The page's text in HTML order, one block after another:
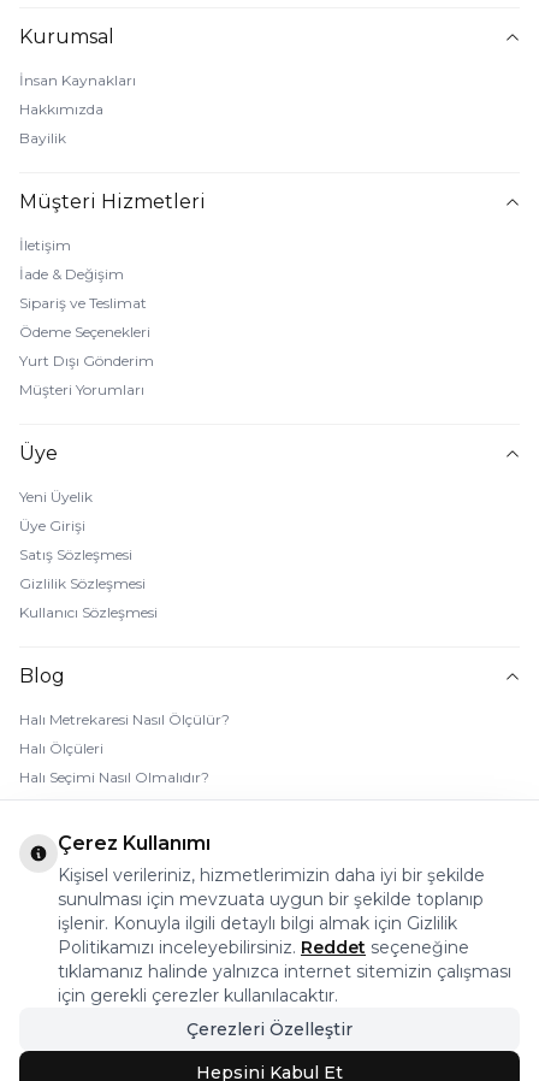
Kurumsal
İnsan Kaynakları
Hakkımızda
Bayilik
Müşteri Hizmetleri
İletişim
İade & Değişim
Sipariş ve Teslimat
Ödeme Seçenekleri
Yurt Dışı Gönderim
Müşteri Yorumları
Üye
Yeni Üyelik
Üye Girişi
Satış Sözleşmesi
Gizlilik Sözleşmesi
Kullanıcı Sözleşmesi
Blog
Halı Metrekaresi Nasıl Ölçülür?
Halı Ölçüleri
Halı Seçimi Nasıl Olmalıdır?
Halı Rengi Nasıl Seçilir?
Halı Temizliği Nasıl Yapılır?
Bebek Halı Temizliği Nasıl Yapılır?
7 Adımda Halı Lekesi Çıkarma
Halı Kaydırmaz Ped Nasıl Kullanılır?
© 2026 Halı Stores Her Hakkı Saklıdır, Kopyalanamaz.
Bu firma ETBİS’e kayıtlıdır.
Çerez Kullanımı
Kişisel verileriniz, hizmetlerimizin daha iyi bir şekilde
sunulması için mevzuata uygun bir şekilde toplanıp
işlenir. Konuyla ilgili detaylı bilgi almak için Gizlilik
Politikamızı inceleyebilirsiniz. Reddet seçeneğine
tıklamanız halinde yalnızca internet sitemizin çalışması
için gerekli çerezler kullanılacaktır.
Çerezleri Özelleştir
Hepsini Kabul Et